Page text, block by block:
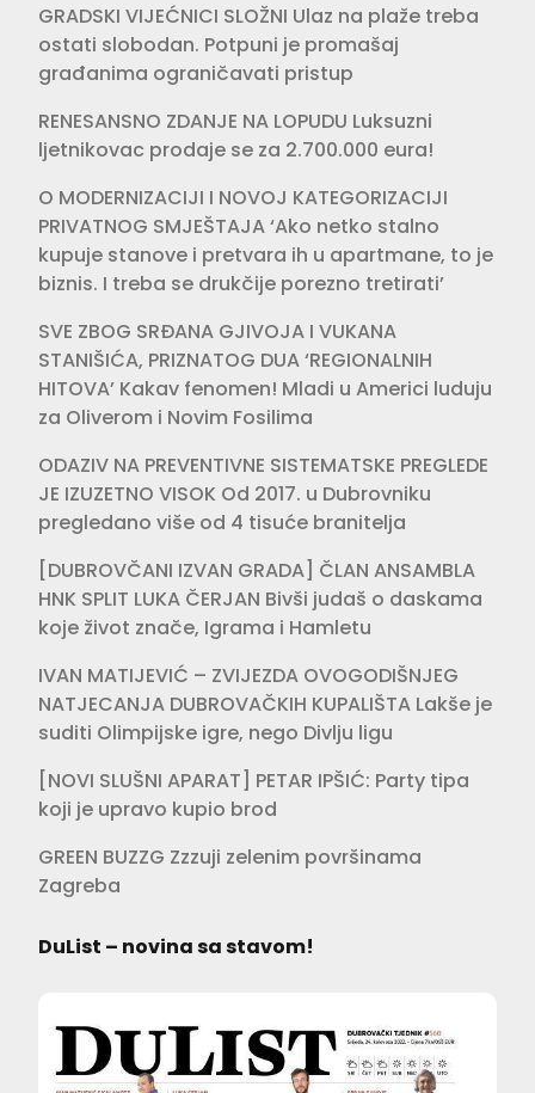
GRADSKI VIJEĆNICI SLOŽNI Ulaz na plaže treba
ostati slobodan. Potpuni je promašaj
građanima ograničavati pristup
RENESANSNO ZDANJE NA LOPUDU Luksuzni
ljetnikovac prodaje se za 2.700.000 eura!
O MODERNIZACIJI I NOVOJ KATEGORIZACIJI
PRIVATNOG SMJEŠTAJA ‘Ako netko stalno
kupuje stanove i pretvara ih u apartmane, to je
biznis. I treba se drukčije porezno tretirati’
SVE ZBOG SRĐANA GJIVOJA I VUKANA
STANIŠIĆA, PRIZNATOG DUA ‘REGIONALNIH
HITOVA’ Kakav fenomen! Mladi u Americi luduju
za Oliverom i Novim Fosilima
ODAZIV NA PREVENTIVNE SISTEMATSKE PREGLEDE
JE IZUZETNO VISOK Od 2017. u Dubrovniku
pregledano više od 4 tisuće branitelja
[DUBROVČANI IZVAN GRADA] ČLAN ANSAMBLA
HNK SPLIT LUKA ČERJAN Bivši judaš o daskama
koje život znače, Igrama i Hamletu
IVAN MATIJEVIĆ – ZVIJEZDA OVOGODIŠNJEG
NATJECANJA DUBROVAČKIH KUPALIŠTA Lakše je
suditi Olimpijske igre, nego Divlju ligu
[NOVI SLUŠNI APARAT] PETAR IPŠIĆ: Party tipa
koji je upravo kupio brod
GREEN BUZZG Zzzuji zelenim površinama
Zagreba
DuList – novina sa stavom!